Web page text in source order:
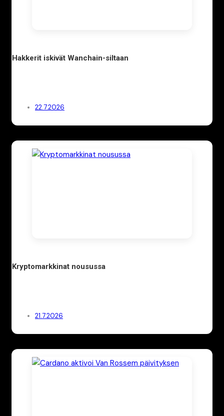
Hakkerit iskivät Wanchain-siltaan
22.7.2026
Kryptomarkkinat nousussa
21.7.2026